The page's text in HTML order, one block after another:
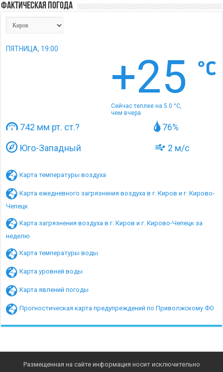
Фактическая погода
ПЯТНИЦА, 19:00
+25
Сейчас теплее на 5.0 °C,
чем вчера
742 мм рт. ст.?
76%
Юго-Западный
2 м/с
Карта температуры воздуха
Карта ежедневного загрязнения воздуха в г. Киров и г. Кирово-
Чепецк
Карта загрязнения воздуха в г. Киров и г. Кирово-Чепецк за
неделю
Карта температуры воды
Карта уровней воды
Карта явлений погоды
Прогностическая карта предупреждений по Приволжскому ФО
Размещенная на сайте информация носит исключительно